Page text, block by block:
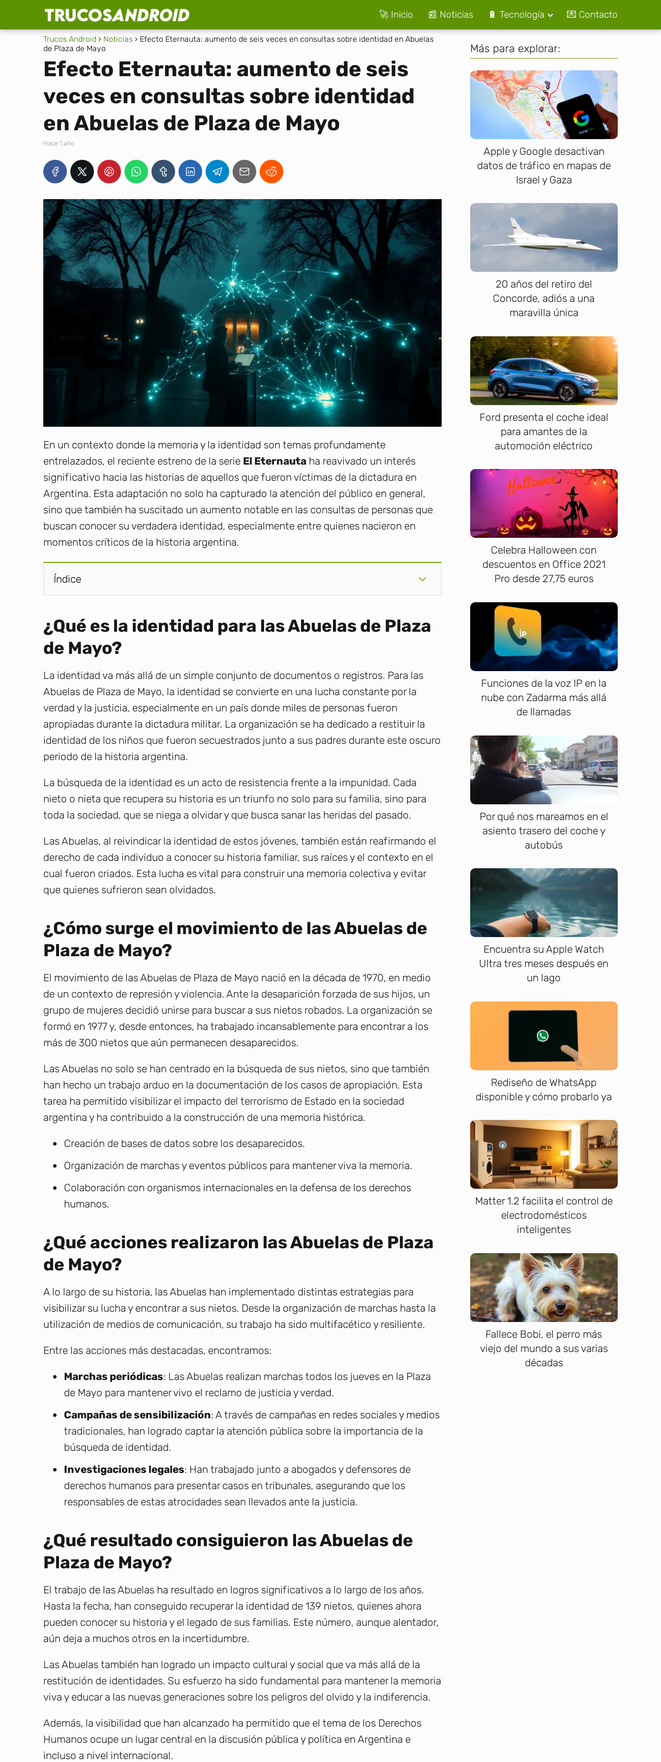
🚀 Inicio 📰 Noticias 🔋 Tecnología 💌 Contacto
Trucos Android Noticias
Efecto Eternauta: aumento de seis veces en consultas sobre identidad en Abuelas
de Plaza de Mayo
Efecto Eternauta: aumento de seis
veces en consultas sobre identidad
en Abuelas de Plaza de Mayo
hace 1 año
En un contexto donde la memoria y la identidad son temas profundamente
entrelazados, el reciente estreno de la serie El Eternauta ha reavivado un interés
significativo hacia las historias de aquellos que fueron víctimas de la dictadura en
Argentina. Esta adaptación no solo ha capturado la atención del público en general,
sino que también ha suscitado un aumento notable en las consultas de personas que
buscan conocer su verdadera identidad, especialmente entre quienes nacieron en
momentos críticos de la historia argentina.
Índice
¿Qué es la identidad para las Abuelas de Plaza
de Mayo?
La identidad va más allá de un simple conjunto de documentos o registros. Para las
Abuelas de Plaza de Mayo, la identidad se convierte en una lucha constante por la
verdad y la justicia, especialmente en un país donde miles de personas fueron
apropiadas durante la dictadura militar. La organización se ha dedicado a restituir la
identidad de los niños que fueron secuestrados junto a sus padres durante este oscuro
periodo de la historia argentina.
La búsqueda de la identidad es un acto de resistencia frente a la impunidad. Cada
nieto o nieta que recupera su historia es un triunfo no solo para su familia, sino para
toda la sociedad, que se niega a olvidar y que busca sanar las heridas del pasado.
Las Abuelas, al reivindicar la identidad de estos jóvenes, también están reafirmando el
derecho de cada individuo a conocer su historia familiar, sus raíces y el contexto en el
cual fueron criados. Esta lucha es vital para construir una memoria colectiva y evitar
que quienes sufrieron sean olvidados.
¿Cómo surge el movimiento de las Abuelas de
Plaza de Mayo?
El movimiento de las Abuelas de Plaza de Mayo nació en la década de 1970, en medio
de un contexto de represión y violencia. Ante la desaparición forzada de sus hijos, un
grupo de mujeres decidió unirse para buscar a sus nietos robados. La organización se
formó en 1977 y, desde entonces, ha trabajado incansablemente para encontrar a los
más de 300 nietos que aún permanecen desaparecidos.
Las Abuelas no solo se han centrado en la búsqueda de sus nietos, sino que también
han hecho un trabajo arduo en la documentación de los casos de apropiación. Esta
tarea ha permitido visibilizar el impacto del terrorismo de Estado en la sociedad
argentina y ha contribuido a la construcción de una memoria histórica.
Creación de bases de datos sobre los desaparecidos.
Organización de marchas y eventos públicos para mantener viva la memoria.
Colaboración con organismos internacionales en la defensa de los derechos
humanos.
¿Qué acciones realizaron las Abuelas de Plaza
de Mayo?
A lo largo de su historia, las Abuelas han implementado distintas estrategias para
visibilizar su lucha y encontrar a sus nietos. Desde la organización de marchas hasta la
utilización de medios de comunicación, su trabajo ha sido multifacético y resiliente.
Entre las acciones más destacadas, encontramos:
Marchas periódicas: Las Abuelas realizan marchas todos los jueves en la Plaza
de Mayo para mantener vivo el reclamo de justicia y verdad.
Campañas de sensibilización: A través de campañas en redes sociales y medios
tradicionales, han logrado captar la atención pública sobre la importancia de la
búsqueda de identidad.
Investigaciones legales: Han trabajado junto a abogados y defensores de
derechos humanos para presentar casos en tribunales, asegurando que los
responsables de estas atrocidades sean llevados ante la justicia.
¿Qué resultado consiguieron las Abuelas de
Plaza de Mayo?
El trabajo de las Abuelas ha resultado en logros significativos a lo largo de los años.
Hasta la fecha, han conseguido recuperar la identidad de 139 nietos, quienes ahora
pueden conocer su historia y el legado de sus familias. Este número, aunque alentador,
aún deja a muchos otros en la incertidumbre.
Las Abuelas también han logrado un impacto cultural y social que va más allá de la
restitución de identidades. Su esfuerzo ha sido fundamental para mantener la memoria
viva y educar a las nuevas generaciones sobre los peligros del olvido y la indiferencia.
Además, la visibilidad que han alcanzado ha permitido que el tema de los Derechos
Humanos ocupe un lugar central en la discusión pública y política en Argentina e
incluso a nivel internacional.
Más para explorar:
Apple y Google desactivan
datos de tráfico en mapas de
Israel y Gaza
20 años del retiro del
Concorde, adiós a una
maravilla única
Ford presenta el coche ideal
para amantes de la
automoción eléctrico
Celebra Halloween con
descuentos en Office 2021
Pro desde 27,75 euros
Funciones de la voz IP en la
nube con Zadarma más allá
de llamadas
Por qué nos mareamos en el
asiento trasero del coche y
autobús
Encuentra su Apple Watch
Ultra tres meses después en
un lago
Rediseño de WhatsApp
disponible y cómo probarlo ya
Matter 1.2 facilita el control de
electrodomésticos
inteligentes
Fallece Bobi, el perro más
viejo del mundo a sus varias
décadas